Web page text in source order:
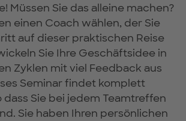
Müssen Sie das alleine machen?
einen Coach wählen, der Sie
auf dieser praktischen Reise
Sie Ihre Geschäftsidee in
Zyklen mit viel Feedback aus
Seminar findet komplett
dass Sie bei jedem Teamtreffen
Sie haben Ihren persönlichen